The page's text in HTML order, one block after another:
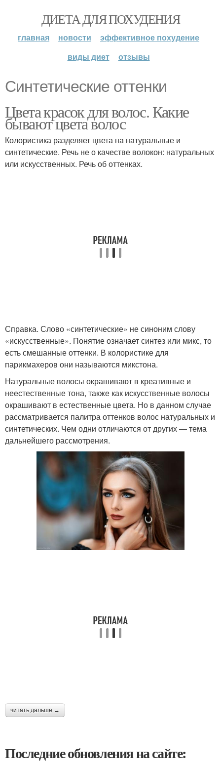
ДИЕТА ДЛЯ ПОХУДЕНИЯ
главная новости
эффективное похудение
виды диет
отзывы
Синтетические оттенки
Цвета красок для волос. Какие
бывают цвета волос
Колористика разделяет цвета на натуральные и
синтетические. Речь не о качестве волокон: натуральных
или искусственных. Речь об оттенках.
Справка. Слово «синтетические» не синоним слову
«искусственные». Понятие означает синтез или микс, то
есть смешанные оттенки. В колористике для
парикмахеров они называются микстона.
Натуральные волосы окрашивают в креативные и
неестественные тона, также как искусственные волосы
окрашивают в естественные цвета. Но в данном случае
рассматривается палитра оттенков волос натуральных и
синтетических. Чем одни отличаются от других — тема
дальнейшего рассмотрения.
читать дальше →
Последние обновления на сайте: